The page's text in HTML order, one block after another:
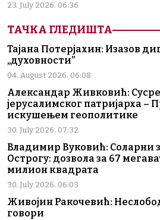
23. July 2026. 06:36
ТАЧКА ГЛЕДИШТА
Тајана Потерјахин: Изазов
„духовности”
04. August 2026. 06:08
Александар Живковић:
јерусалимског патријарха –
искушењем геополитике
30. July 2026. 07:32
Владимир Вуковић: Соларни
Острогу: дозвола за 67
милион квадрата
30. July 2026. 06:03
Живојин Ракочевић:
говори